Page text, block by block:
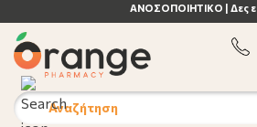
ΑΝΟΣΟΠΟΙΗΤΙΚΟ | Δες
Αναζήτηση